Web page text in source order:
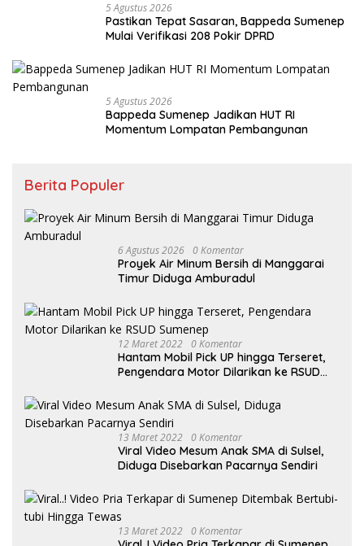
5 Agustus 2026
Pastikan Tepat Sasaran, Bappeda Sumenep
Mulai Verifikasi 208 Pokir DPRD
5 Agustus 2026
Bappeda Sumenep Jadikan HUT RI
Momentum Lompatan Pembangunan
Berita Populer
6 Agustus 2026 0 Komentar
Proyek Air Minum Bersih di Manggarai
Timur Diduga Amburadul
12 Maret 2022 0 Komentar
Hantam Mobil Pick UP hingga Terseret,
Pengendara Motor Dilarikan ke RSUD
13 Maret 2022 0 Komentar
Viral Video Mesum Anak SMA di Sulsel,
Diduga Disebarkan Pacarnya Sendiri
13 Maret 2022 0 Komentar